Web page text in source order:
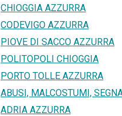
CHIOGGIA AZZURRA
CODEVIGO AZZURRA
PIOVE DI SACCO AZZURRA
POLITOPOLI CHIOGGIA
PORTO TOLLE AZZURRA
ABUSI, MALCOSTUMI,
ADRIA AZZURRA